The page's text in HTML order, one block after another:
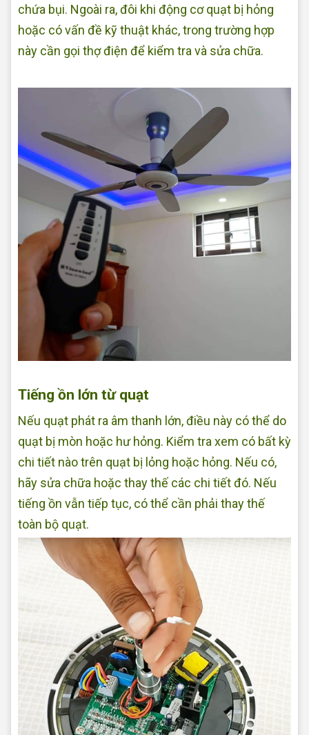
chứa bụi. Ngoài ra, đôi khi động cơ quạt bị hỏng
hoặc có vấn đề kỹ thuật khác, trong trường hợp
này cần gọi thợ điện để kiểm tra và sửa chữa.
Tiếng ồn lớn từ quạt
Nếu quạt phát ra âm thanh lớn, điều này có thể do
quạt bị mòn hoặc hư hỏng. Kiểm tra xem có bất kỳ
chi tiết nào trên quạt bị lỏng hoặc hỏng. Nếu có,
hãy sửa chữa hoặc thay thế các chi tiết đó. Nếu
tiếng ồn vẫn tiếp tục, có thể cần phải thay thế
toàn bộ quạt.